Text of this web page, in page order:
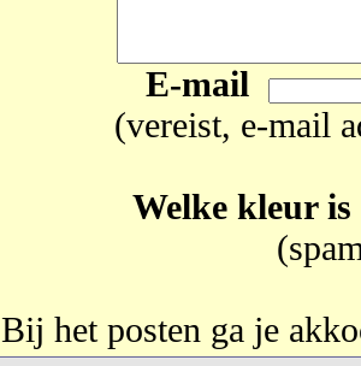
E-mail
(vereist, e-mail
Welke kleur
Bij het posten ga je